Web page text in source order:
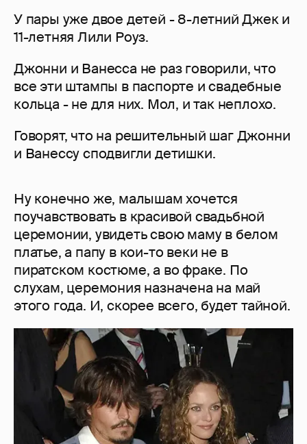
У пары уже двое детей - 8-летний Джек и
11-летняя Лили Роуз.
Джонни и Ванесса не раз говорили, что
все эти штампы в паспорте и свадебные
кольца - не для них. Мол, и так неплохо.
Говорят, что на решительный шаг Джонни
и Ванессу сподвигли детишки.
Ну конечно же, малышам хочется
поучавствовать в красивой свадьбной
церемонии, увидеть свою маму в белом
платье, а папу в кои-то веки не в
пиратском костюме, а во фраке. По
слухам, церемония назначена на май
этого года. И, скорее всего, будет тайной.